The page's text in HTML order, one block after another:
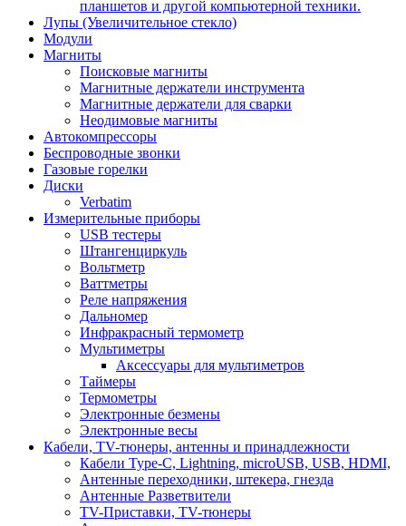
планшетов и другой компьютерной техники.
Лупы (Увеличительное стекло)
Модули
Магниты
Поисковые магниты
Магнитные держатели инструмента
Магнитные держатели для сварки
Неодимовые магниты
Автокомпрессоры
Беспроводные звонки
Газовые горелки
Диски
Verbatim
Измерительные приборы
USB тестеры
Штангенциркуль
Вольтметр
Ваттметры
Реле напряжения
Дальномер
Инфракрасный термометр
Мультиметры
Аксессуары для мультиметров
Таймеры
Термометры
Электронные безмены
Электронные весы
Кабели, TV-тюнеры, антенны и принадлежности
Кабели Type-C, Lightning, microUSB, USB, HDMI,
Антенные переходники, штекера, гнезда
Антенные Разветвители
TV-Приставки, TV-тюнеры